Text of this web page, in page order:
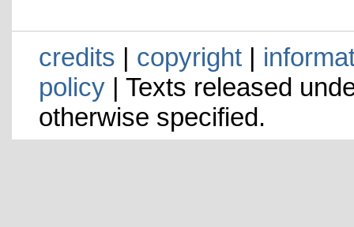
credits | copyright|
policy| Texts released
otherwise specified.